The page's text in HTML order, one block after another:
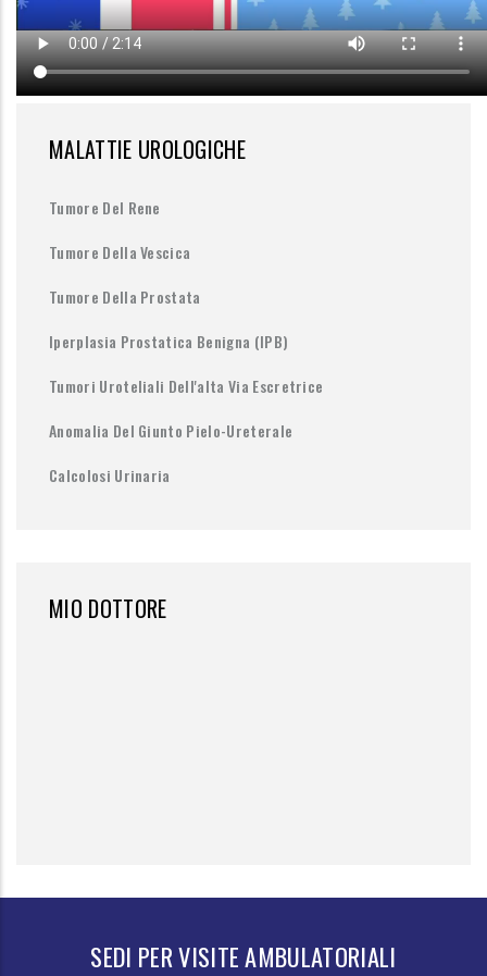
MALATTIE UROLOGICHE
Tumore Del Rene
Tumore Della Vescica
Tumore Della Prostata
Iperplasia Prostatica Benigna (IPB)
Tumori Uroteliali Dell'alta Via Escretrice
Anomalia Del Giunto Pielo-Ureterale
Calcolosi Urinaria
MIO DOTTORE
SEDI PER VISITE AMBULATORIALI